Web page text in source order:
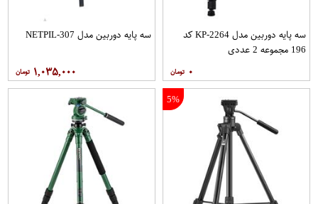
سه پایه دوربین مدل KP-2264 کد
196 مجموعه 2 عددی
۰
سه پایه دوربین مدل NETPIL-307
۱,۰۳۵,۰۰۰
5%